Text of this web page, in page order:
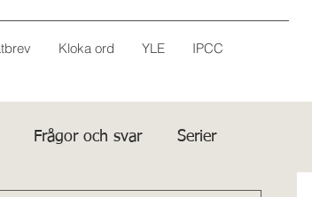
Kloka ord YLE IPCC
Frågor och svar Serier